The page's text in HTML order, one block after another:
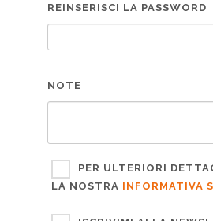
REINSERISCI LA PASSWORD
NOTE
PER ULTERIORI
LA NOSTRA INFORMATIVA